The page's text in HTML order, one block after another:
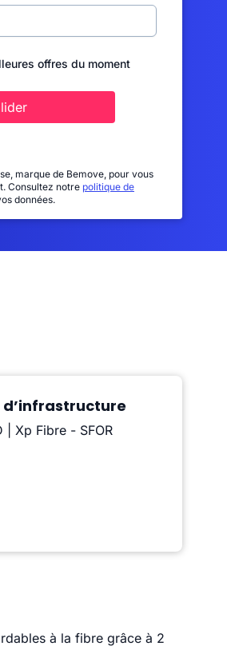
offres du moment
marque de Bemove, pour vous
Consultez notre politique de
données.
| Xp Fibre - SFOR
à la fibre grâce à 2